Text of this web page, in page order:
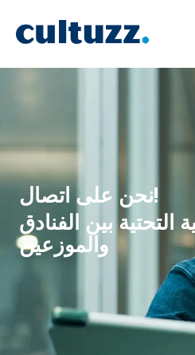
نحن على اتصال!
التحتية بين الفنادق
والموزعين